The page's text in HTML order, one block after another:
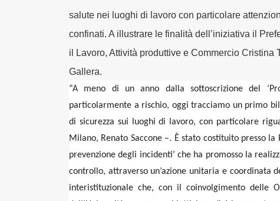
salute nei luoghi di lavoro con particolare
confinati. A illustrare le finalità dell’iniziativa il
il Lavoro, Attività produttive e Commercio
Gallera.
“A meno di un anno dalla sottoscrizione del
particolarmente a rischio, oggi tracciamo un primo
di sicurezza sui luoghi di lavoro, con particolare
Milano, Renato Saccone –. È stato costituito presso
prevenzione degli incidenti’ che ha promosso la
controllo, attraverso un’azione unitaria e coordinata
interistituzionale che, con il coinvolgimento delle